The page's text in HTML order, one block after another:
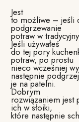
Jest
to możliwe – jeśli
podgrzewanie
potraw w
Jeśli używałeś
do tej pory
potraw, po prostu
nieco wcześniej
następnie podgrzej
je na patelni.
Dobrym
rozwiązaniem jest
ich w słoiki,
które następnie